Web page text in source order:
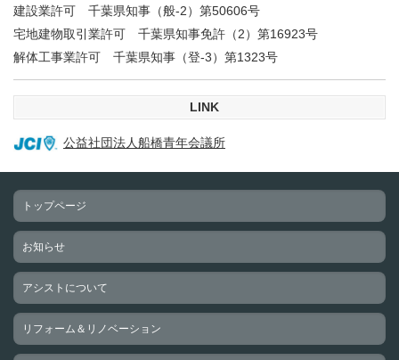
建設業許可 千葉県知事（般-2）第50606号
宅地建物取引業許可 千葉県知事免許（2）第16923号
解体工事業許可 千葉県知事（登-3）第1323号
LINK
公益社団法人船橋青年会議所
トップページ
お知らせ
アシストについて
リフォーム＆リノベーション